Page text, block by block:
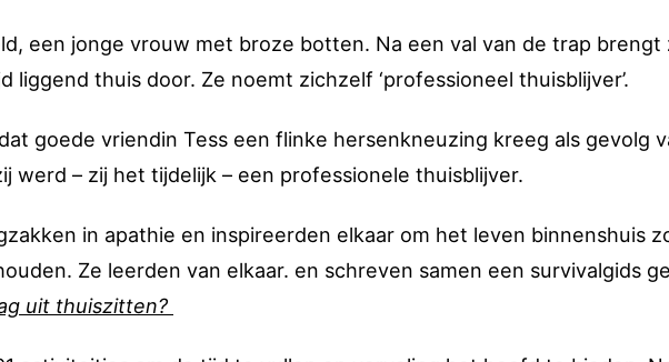
een jonge vrouw met broze botten. Na een val van de trap brengt
liggend thuis door. Ze noemt zichzelf ‘professioneel thuisblijver’.
goede vriendin Tess een flinke hersenkneuzing kreeg als gevolg
werd – zij het tijdelijk – een professionele thuisblijver.
in apathie en inspireerden elkaar om het leven binnenshuis
Ze leerden van elkaar. en schreven samen een survivalgids
uit thuiszitten?